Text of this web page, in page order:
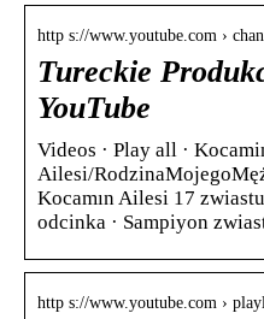
http s://www.youtube.com ›
Tureckie
YouTube
Videos · Play all ·
Ailesi/
Kocamın Ailesi 17
odcinka · Sampiyon
http s://www.youtube.com ›